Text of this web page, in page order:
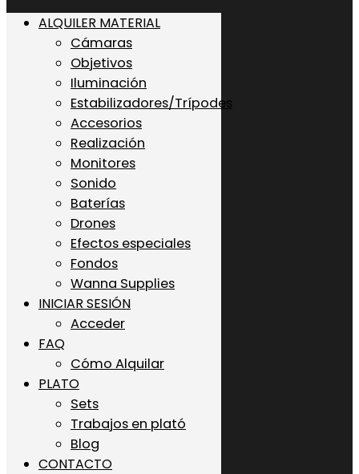
ALQUILER MATERIAL
Cámaras
Objetivos
Iluminación
Estabilizadores/Trípodes
Accesorios
Realización
Monitores
Sonido
Baterías
Drones
Efectos especiales
Fondos
Wanna Supplies
INICIAR SESIÓN
Acceder
FAQ
Cómo Alquilar
PLATO
Sets
Trabajos en plató
Blog
CONTACTO